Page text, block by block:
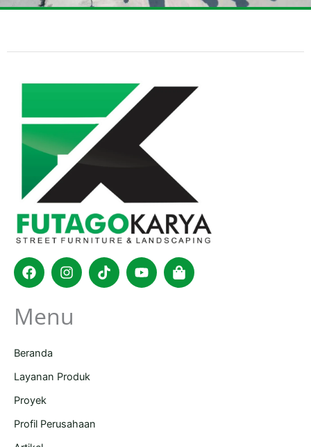
FacebookInstagram
TiktokYoutubeShopping-
bag
Menu
Beranda
Layanan Produk
Proyek
Profil Perusahaan